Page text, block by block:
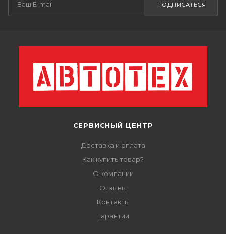
ПОДПИСАТЬСЯ
СЕРВИСНЫЙ ЦЕНТР
Доставка и оплата
Как купить товар?
О компании
Отзывы
Контакты
Гарантии